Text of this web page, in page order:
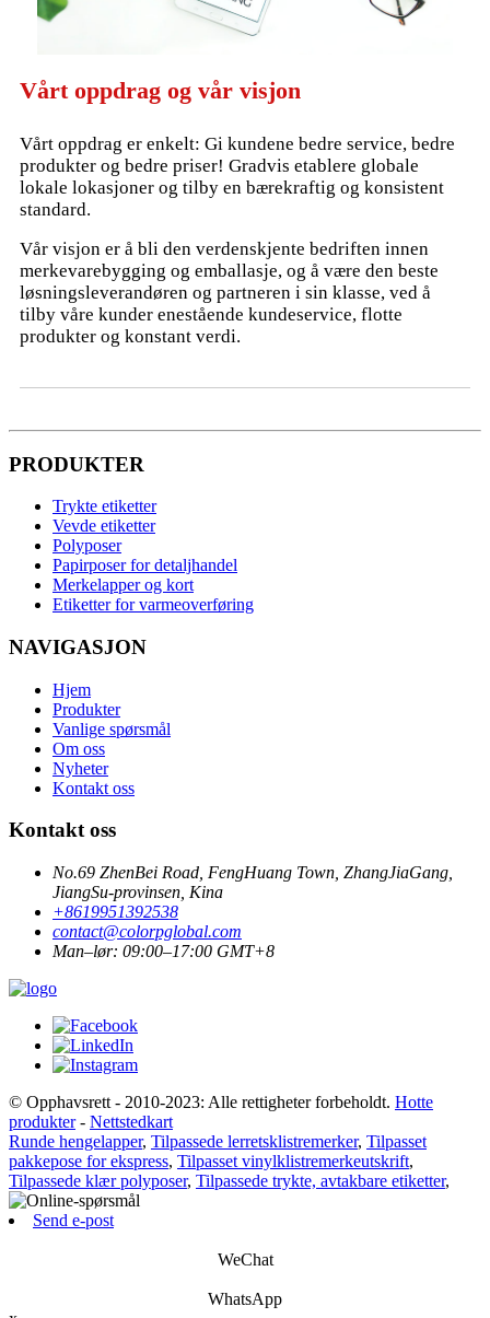
Vårt oppdrag og vår visjon
Vårt oppdrag er enkelt: Gi kundene bedre service, bedre
produkter og bedre priser! Gradvis etablere globale
lokale lokasjoner og tilby en bærekraftig og konsistent
standard.
Vår visjon er å bli den verdenskjente bedriften innen
merkevarebygging og emballasje, og å være den beste
løsningsleverandøren og partneren i sin klasse, ved å
tilby våre kunder enestående kundeservice, flotte
produkter og konstant verdi.
PRODUKTER
Trykte etiketter
Vevde etiketter
Polyposer
Papirposer for detaljhandel
Merkelapper og kort
Etiketter for varmeoverføring
NAVIGASJON
Hjem
Produkter
Vanlige spørsmål
Om oss
Nyheter
Kontakt oss
Kontakt oss
No.69 ZhenBei Road, FengHuang Town, ZhangJiaGang,
JiangSu-provinsen, Kina
+8619951392538
contact@colorpglobal.com
Man–lør: 09:00–17:00 GMT+8
© Opphavsrett - 2010-2023: Alle rettigheter forbeholdt. Hotte
produkter- Nettstedkart
Runde hengelapper, Tilpassede lerretsklistremerker, Tilpasset
pakkepose for ekspress, Tilpasset vinylklistremerkeutskrift,
Tilpassede klær polyposer, Tilpassede trykte, avtakbare etiketter,
Send e-post
WeChat
WhatsApp